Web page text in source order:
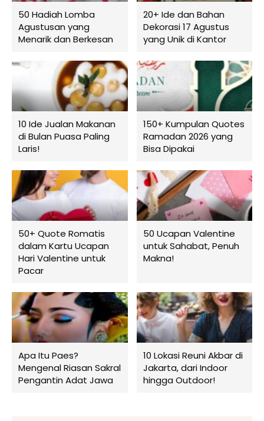
50 Hadiah Lomba
Agustusan yang
Menarik dan Berkesan
20+ Ide dan Bahan
Dekorasi 17 Agustus
yang Unik di Kantor
10 Ide Jualan Makanan
di Bulan Puasa Paling
Laris!
150+ Kumpulan Quotes
Ramadan 2026 yang
Bisa Dipakai
50+ Quote Romatis
dalam Kartu Ucapan
Hari Valentine untuk
Pacar
50 Ucapan Valentine
untuk Sahabat, Penuh
Makna!
Apa Itu Paes?
Mengenal Riasan Sakral
Pengantin Adat Jawa
10 Lokasi Reuni Akbar di
Jakarta, dari Indoor
hingga Outdoor!